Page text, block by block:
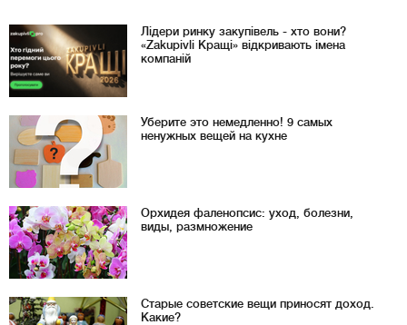
Лідери ринку закупівель - хто вони?
«Zakupivli Кращі» відкривають імена
компаній
Уберите это немедленно! 9 самых
ненужных вещей на кухне
Орхидея фаленопсис: уход, болезни,
виды, размножение
Старые советские вещи приносят доход.
Какие?